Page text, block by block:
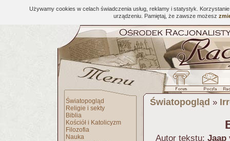
Używamy cookies w celach świadczenia usług, reklamy i statystyk.
urządzeniu. Pamiętaj, że zawsze możesz
Światopogląd
Religie i sekty
Biblia
Kościół i Katolicyzm
Filozofia
Nauka
Światopogląd »
Autor tekstu: Jaap